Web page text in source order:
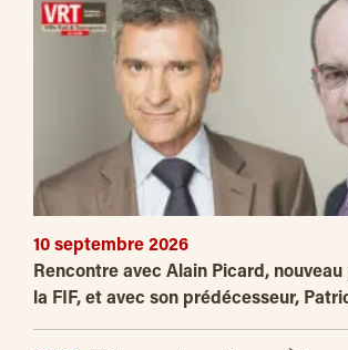
10 septembre 2026
Rencontre avec Alain Picard,
la FIF, et avec son prédécesseur,